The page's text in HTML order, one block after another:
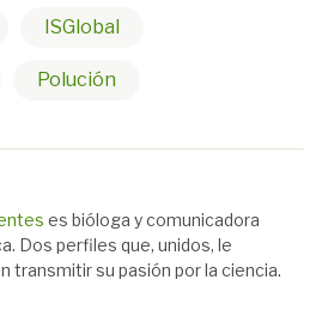
ISGlobal
Polución
es bióloga y comunicadora
Dos perfiles que, unidos, le
transmitir su pasión por la ciencia.